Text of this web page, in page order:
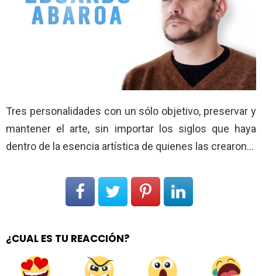
Tres personalidades con un sólo objetivo, preservar y
mantener el arte, sin importar los siglos que haya
dentro de la esencia artística de quienes las crearon…
¿CUAL ES TU REACCIÓN?